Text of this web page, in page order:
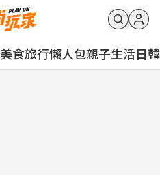
美食旅行懶人包親子生活日韓